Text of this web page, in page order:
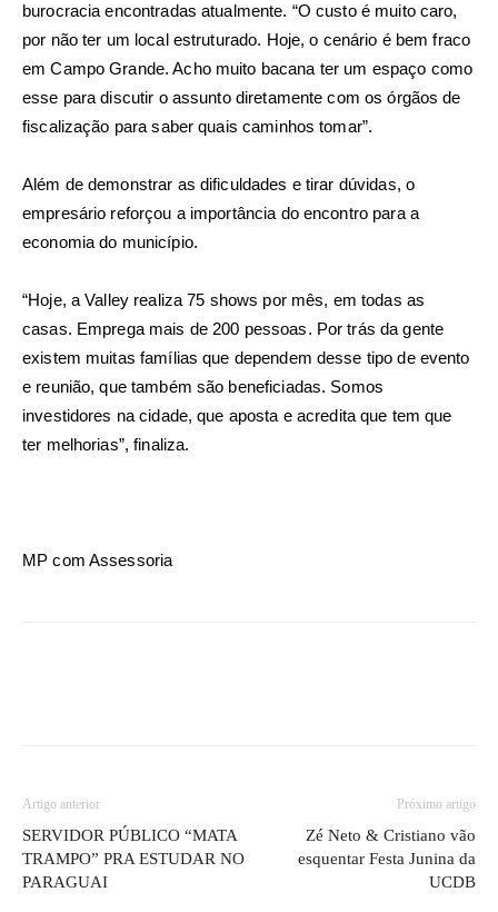
burocracia encontradas atualmente. “O custo é muito caro,
por não ter um local estruturado. Hoje, o cenário é bem fraco
em Campo Grande. Acho muito bacana ter um espaço como
esse para discutir o assunto diretamente com os órgãos de
fiscalização para saber quais caminhos tomar”.
Além de demonstrar as dificuldades e tirar dúvidas, o
empresário reforçou a importância do encontro para a
economia do município.
“Hoje, a Valley realiza 75 shows por mês, em todas as
casas. Emprega mais de 200 pessoas. Por trás da gente
existem muitas famílias que dependem desse tipo de evento
e reunião, que também são beneficiadas. Somos
investidores na cidade, que aposta e acredita que tem que
ter melhorias”, finaliza.
MP com Assessoria
Artigo anterior
SERVIDOR PÚBLICO “MATA
TRAMPO” PRA ESTUDAR NO
PARAGUAI
Próximo artigo
Zé Neto & Cristiano vão
esquentar Festa Junina da
UCDB